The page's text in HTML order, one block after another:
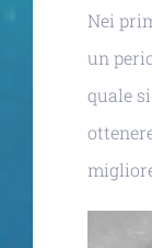
Nei
un
quale